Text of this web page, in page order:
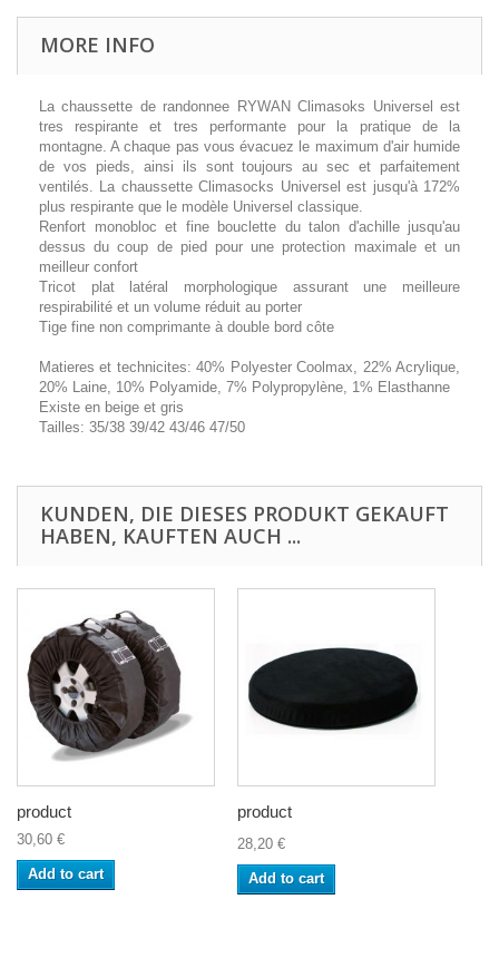
MORE INFO
La chaussette de randonnee RYWAN Climasoks Universel est
tres respirante et tres performante pour la pratique de la
montagne. A chaque pas vous évacuez le maximum d'air humide
de vos pieds, ainsi ils sont toujours au sec et parfaitement
ventilés. La chaussette Climasocks Universel est jusqu'à 172%
plus respirante que le modèle Universel classique.
Renfort monobloc et fine bouclette du talon d'achille jusqu'au
dessus du coup de pied pour une protection maximale et un
meilleur confort
Tricot plat latéral morphologique assurant une meilleure
respirabilité et un volume réduit au porter
Tige fine non comprimante à double bord côte
Matieres et technicites: 40% Polyester Coolmax, 22% Acrylique,
20% Laine, 10% Polyamide, 7% Polypropylène, 1% Elasthanne
Existe en beige et gris
Tailles: 35/38 39/42 43/46 47/50
KUNDEN, DIE DIESES PRODUKT GEKAUFT
HABEN, KAUFTEN AUCH ...
product
30,60 €
Add to cart
product
28,20 €
Add to cart